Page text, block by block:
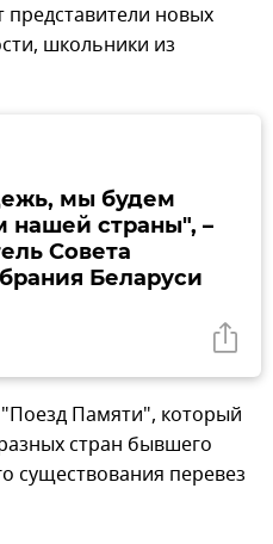
представители новых
школьники из
мы будем
нашей страны", –
Совета
Беларуси
Памяти", который
стран бывшего
существования перевез